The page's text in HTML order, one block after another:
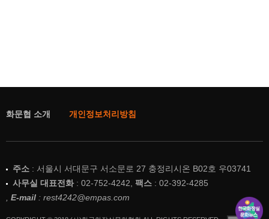
화문협 소개 개인정보처리방침
주소 : 서울시 서대문구 서소문로 27 충정리시온 B02호 우03741
사무실 대표전화: 02-752-4242, 팩스 : 02-392-4285
E-mail : rest4242@empas.com